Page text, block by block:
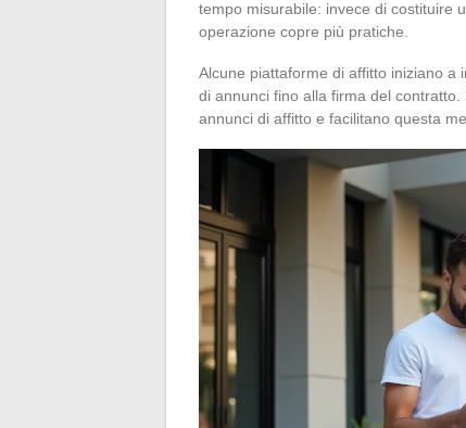
tempo misurabile: invece di costituire
operazione copre più pratiche.
Alcune piattaforme di affitto iniziano a
di annunci fino alla firma del
annunci di affitto e facilitano questa